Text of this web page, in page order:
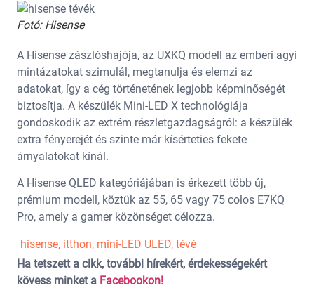
Fotó: Hisense
A Hisense zászlóshajója, az UXKQ modell az emberi agyi
mintázatokat szimulál, megtanulja és elemzi az
adatokat, így a cég történetének legjobb képminőségét
biztosítja. A készülék Mini-LED X technológiája
gondoskodik az extrém részletgazdagságról: a készülék
extra fényerejét és szinte már kísérteties fekete
árnyalatokat kínál.
A Hisense QLED kategóriájában is érkezett több új,
prémium modell, köztük az 55, 65 vagy 75 colos E7KQ
Pro, amely a gamer közönséget célozza.
hisense, itthon, mini-LED ULED, tévé
Ha tetszett a cikk, további hírekért, érdekességekért
kövess minket a Facebookon!